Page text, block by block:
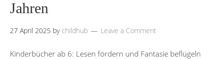
Jahren
27 April 2025 by childhub Leave a Comment
Kinderbücher ab 6: Lesen fördern und Fantasie beflügeln